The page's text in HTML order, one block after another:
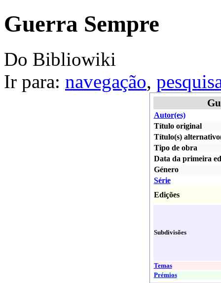
Guerra Sempre
Do Bibliowiki
Ir para: navegação,
Autor(es)
Título original
Título(s)
Tipo de obra
Data da primeira
Género
Série
Edições
Subdivisões
Temas
Prémios